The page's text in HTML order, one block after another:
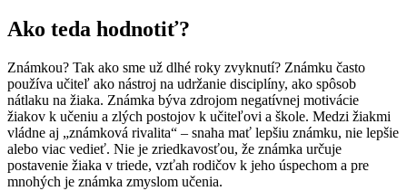
Ako teda hodnotiť?
Známkou? Tak ako sme už dlhé roky zvyknutí? Známku často
používa učiteľ ako nástroj na udržanie disciplíny, ako spôsob
nátlaku na žiaka. Známka býva zdrojom negatívnej motivácie
žiakov k učeniu a zlých postojov k učiteľovi a škole. Medzi žiakmi
vládne aj „známková rivalita“ – snaha mať lepšiu známku, nie lepšie
alebo viac vedieť. Nie je zriedkavosťou, že známka určuje
postavenie žiaka v triede, vzťah rodičov k jeho úspechom a pre
mnohých je známka zmyslom učenia.